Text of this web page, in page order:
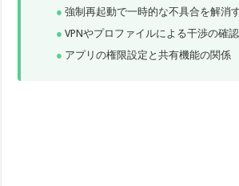
強制再起動で一時的な不具合を解消
VPNやプロファイルによる干渉の確
アプリの権限設定と共有機能の関係